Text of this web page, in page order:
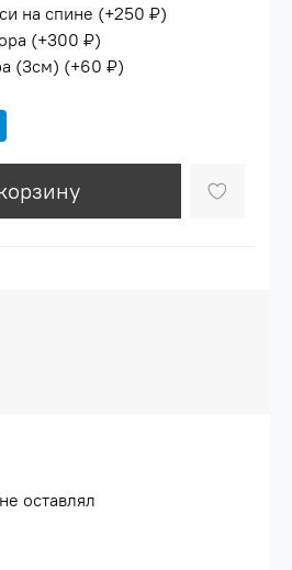
на спине (+250 ₽)
(+300 ₽)
(3см) (+60 ₽)
оставлял